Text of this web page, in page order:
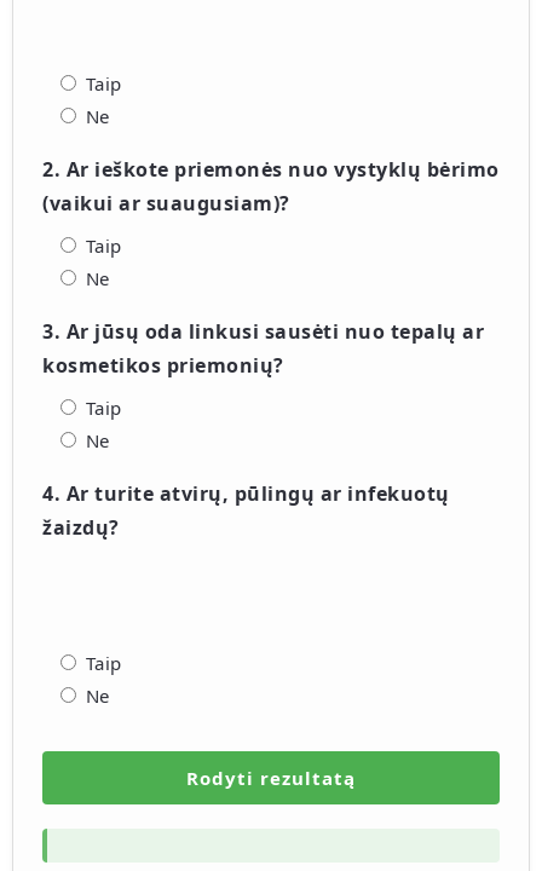
Taip
Ne
2. Ar ieškote priemonės nuo vystyklų bėrimo
(vaikui ar suaugusiam)?
Taip
Ne
3. Ar jūsų oda linkusi sausėti nuo tepalų ar
kosmetikos priemonių?
Taip
Ne
4. Ar turite atvirų, pūlingų ar infekuotų
žaizdų?
Taip
Ne
Rodyti rezultatą